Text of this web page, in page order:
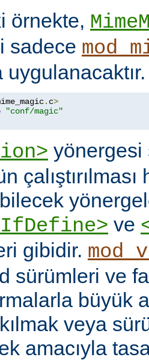
örnekte,
sadece
. c>
"conf/magic"
yönergesi
çalıştırılması
ve
gibidir.
sürümleri ve
büyük
veya
amacıyla